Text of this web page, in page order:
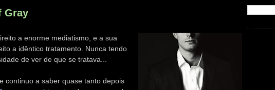
Gray
a enorme mediatismo, e a sua
a idêntico tratamento. Nunca tendo
de ver de que se tratava...
continuo a saber quase tanto depois